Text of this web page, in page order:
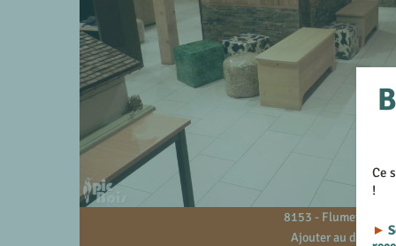
8153 - Flumet - 73
Ajouter au devis
Ce
!
►